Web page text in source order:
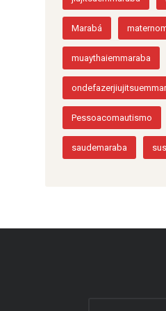
Marabá
muaythaiemmaraba
Pessoacomautismo
saudemaraba